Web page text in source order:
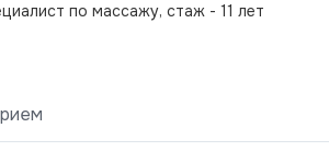
по массажу, стаж - 11 лет